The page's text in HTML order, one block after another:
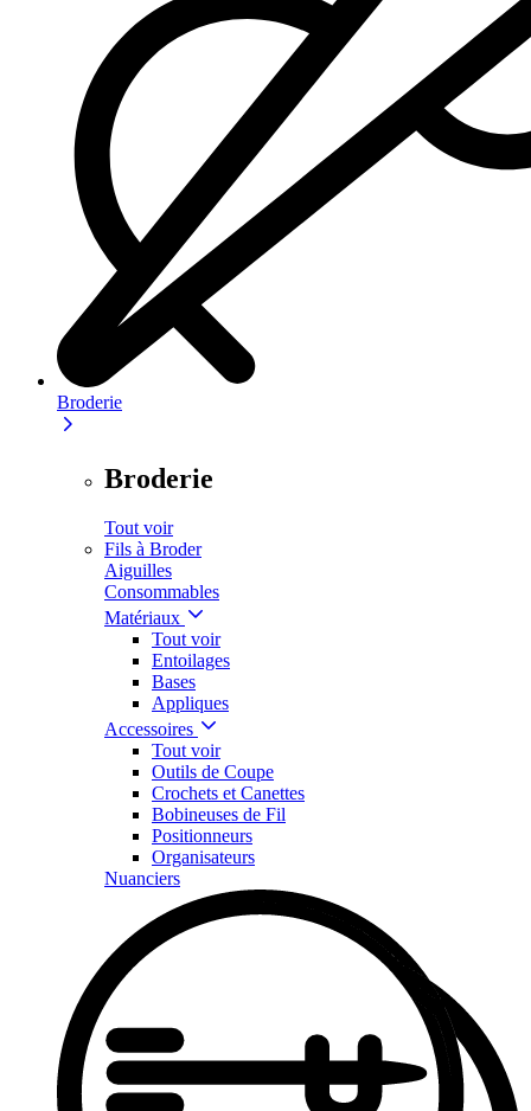
Broderie
Broderie
Tout voir
Fils à Broder
Aiguilles
Consommables
Matériaux
Tout voir
Entoilages
Bases
Appliques
Accessoires
Tout voir
Outils de Coupe
Crochets et Canettes
Bobineuses de Fil
Positionneurs
Organisateurs
Nuanciers